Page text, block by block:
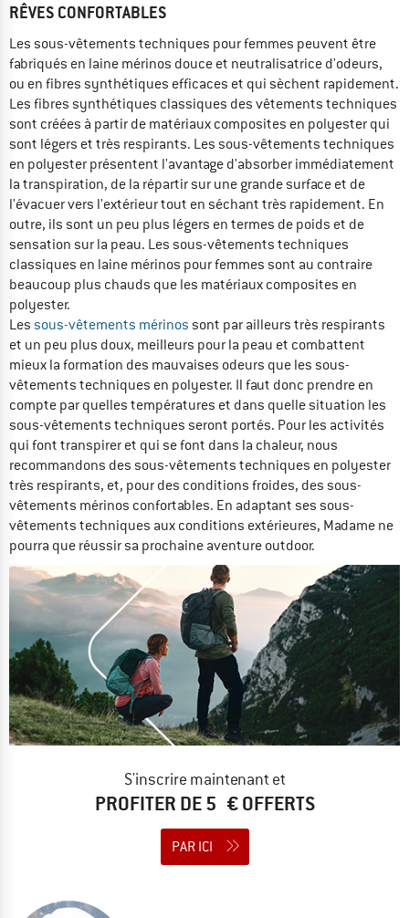
RÊVES CONFORTABLES
Les sous-vêtements techniques pour femmes peuvent être
fabriqués en laine mérinos douce et neutralisatrice d'odeurs,
ou en fibres synthétiques efficaces et qui sèchent rapidement.
Les fibres synthétiques classiques des vêtements techniques
sont créées à partir de matériaux composites en polyester qui
sont légers et très respirants. Les sous-vêtements techniques
en polyester présentent l'avantage d'absorber immédiatement
la transpiration, de la répartir sur une grande surface et de
l'évacuer vers l'extérieur tout en séchant très rapidement. En
outre, ils sont un peu plus légers en termes de poids et de
sensation sur la peau. Les sous-vêtements techniques
classiques en laine mérinos pour femmes sont au contraire
beaucoup plus chauds que les matériaux composites en
polyester.
Les sous-vêtements mérinos sont par ailleurs très respirants
et un peu plus doux, meilleurs pour la peau et combattent
mieux la formation des mauvaises odeurs que les sous-
vêtements techniques en polyester. Il faut donc prendre en
compte par quelles températures et dans quelle situation les
sous-vêtements techniques seront portés. Pour les activités
qui font transpirer et qui se font dans la chaleur, nous
recommandons des sous-vêtements techniques en polyester
très respirants, et, pour des conditions froides, des sous-
vêtements mérinos confortables. En adaptant ses sous-
vêtements techniques aux conditions extérieures, Madame ne
pourra que réussir sa prochaine aventure outdoor.
S'inscrire maintenant et
PROFITER DE 5 € OFFERTS
PAR ICI